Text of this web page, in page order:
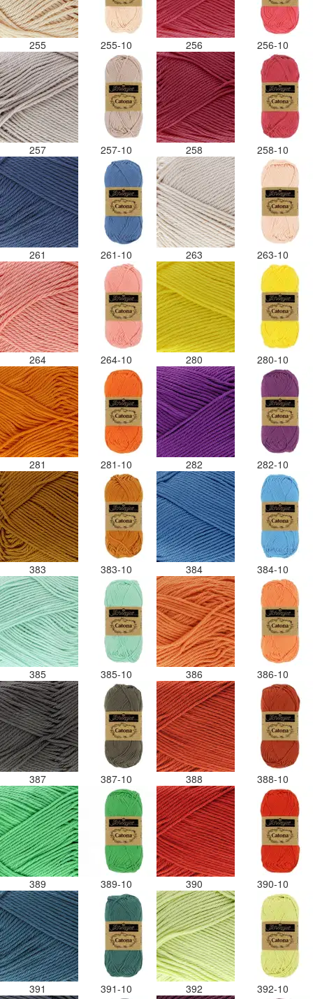
255 255-10 256 256-10
257 257-10 258 258-10
261 261-10 263 263-10
264 264-10 280 280-10
281 281-10 282 282-10
383 383-10 384 384-10
385 385-10 386 386-10
387 387-10 388 388-10
389 389-10 390 390-10
391 391-10 392 392-10